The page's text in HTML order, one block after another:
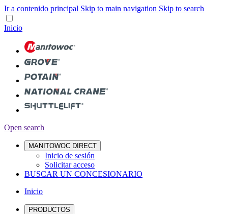
Ir a contenido principal Skip to main navigation Skip to search
Inicio
Open search
MANITOWOC DIRECT
Inicio de sesión
Solicitar acceso
BUSCAR UN CONCESIONARIO
Inicio
PRODUCTOS